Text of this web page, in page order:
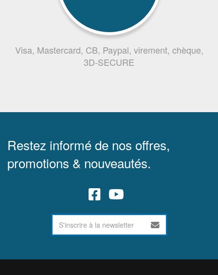
Visa, Mastercard, CB, Paypal, virement, chèque,
3D-SECURE
Restez informé de nos offres,
promotions & nouveautés.